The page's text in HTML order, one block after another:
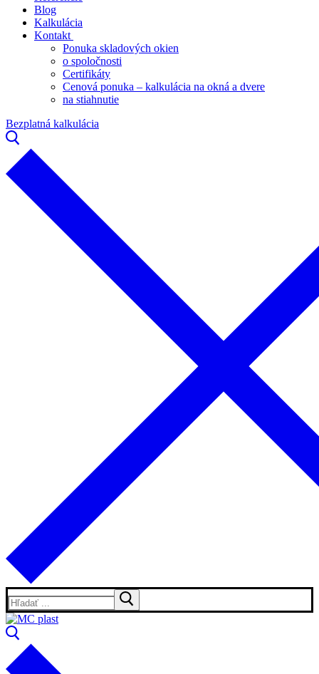
Blog
Kalkulácia
Kontakt
Ponuka skladových okien
o spoločnosti
Certifikáty
Cenová ponuka – kalkulácia na okná a dvere
na stiahnutie
Bezplatná kalkulácia
Hľadať: